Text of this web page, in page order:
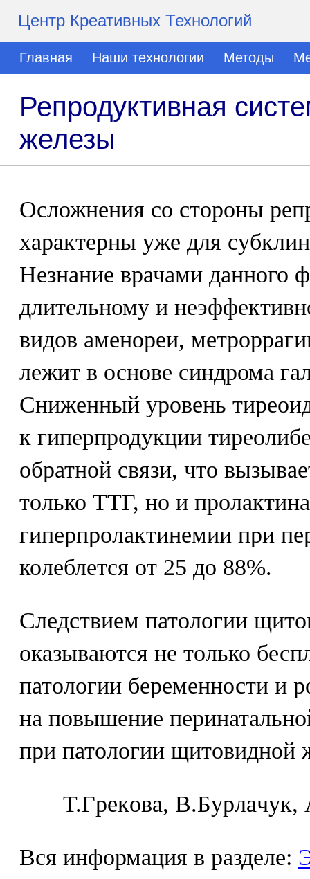
Центр Креативных Технологий
Главная Наши технологии Методы
Репродуктивная
железы
Осложнения со стороны
характерны уже для
Незнание врачами данного
длительному и
видов аменореи,
лежит в основе синдрома
Сниженный уровень
к гиперпродукции
обратной связи, что
только ТТГ, но и
гиперпролактинемии при
колеблется от 25 до 88%.
Следствием патологии
оказываются не только
патологии беременности и
на повышение
при патологии щитовидной
Т.Гpeкoвa,
Вся информация в разделе: